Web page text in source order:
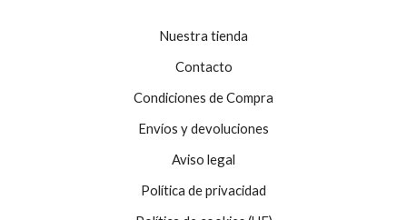
Nuestra tienda
Contacto
Condiciones de Compra
Envíos y devoluciones
Aviso legal
Política de privacidad